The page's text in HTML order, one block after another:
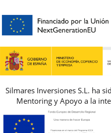
AVISO LEGAL, PRIVACIDAD Y COOKIES
REBAJAS
PREGUNTAS FRECUENTES
Silmares Inversiones S.L. ha
Mentoring y Apoyo a la